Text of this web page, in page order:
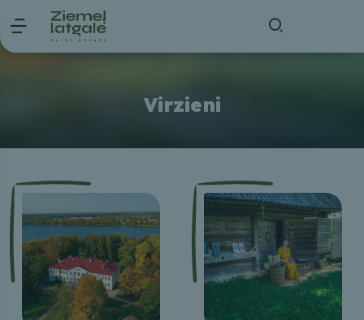
Virzieni